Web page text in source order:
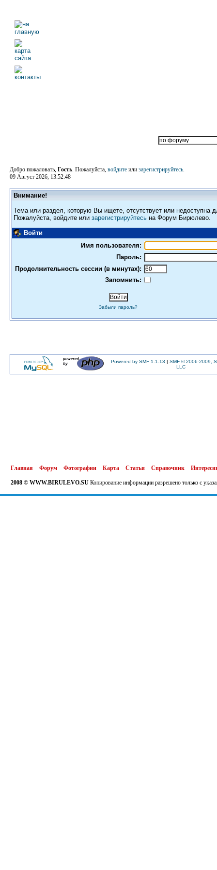
Добро пожаловать, Гость. Пожалуйста, войдите или зарегистрируйтесь.
09 Август 2026, 13:52:48
Внимание!
Тема или раздел, которую Вы ищете, отсутствует или недоступна
Пожалуйста, войдите или зарегистрируйтесь на Форум Бирюлево.
Войти
Имя пользователя:
Пароль:
Продолжительность сессии (в минутах):
Запомнить:
Забыли пароль?
Powered by SMF 1.1.13 | SMF © 2006-2009,
LLC
Главная Форум Фотографии Карта Статьи Справочник
2008 © WWW.BIRULEVO.SU Копирование информации разрешено только с